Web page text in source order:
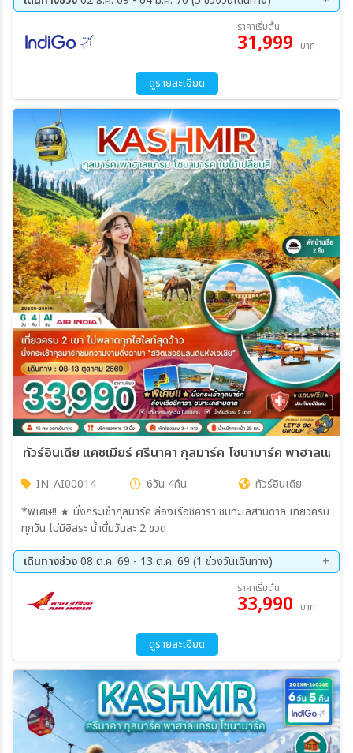
05 ธ.ค. 69 - 10 ธ.ค. 69
28 ธ.ค. 69 - 02 ม.ค. 70
29 ธ.ค. 69 - 03 ม.ค. 70
ราคาเริ่มต้น
31,999 บาท
ดูรายละเอียด
ทัวร์อินเดีย แคชเมียร์ ศรีนาคา กุลมาร์ค โซนามาร์ค พาฮาลแก
IN_AI00014 6วัน 4คืน
ทัวร์อินเดีย
*พิเศษ!! ★ นั่งกระเช้ากุลมาร์ค ล่องเรือชิคารา ชมทะเลสาบดาล เที่ยวครบ
ทุกวัน ไม่มีอิสระ น้ำดื่มวันละ 2 ขวด
เดินทางช่วง08 ต.ค. 69 - 13 ต.ค. 69 (1 ช่วงวันเดินทาง)
ราคาเริ่มต้น
33,990 บาท
ดูรายละเอียด